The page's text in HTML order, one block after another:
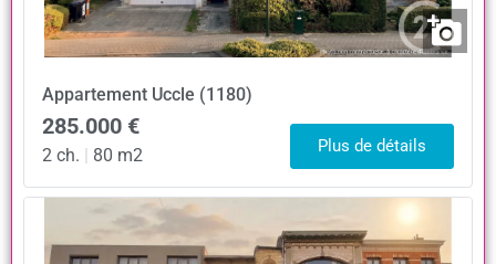
Appartement Uccle (1180)
285.000 €
2 ch. | 80 m2 Plus de détails